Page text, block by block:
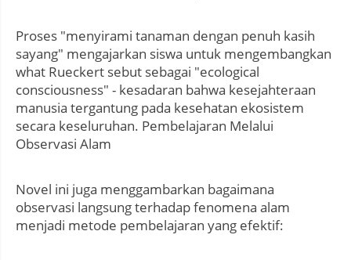
Proses "menyirami tanaman dengan penuh kasih
sayang" mengajarkan siswa untuk mengembangkan
what Rueckert sebut sebagai "ecological
consciousness" - kesadaran bahwa kesejahteraan
manusia tergantung pada kesehatan ekosistem
secara keseluruhan. Pembelajaran Melalui
Observasi Alam
Novel ini juga menggambarkan bagaimana
observasi langsung terhadap fenomena alam
menjadi metode pembelajaran yang efektif: